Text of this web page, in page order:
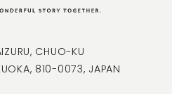
CHUO-KU
810-0073, JAPAN